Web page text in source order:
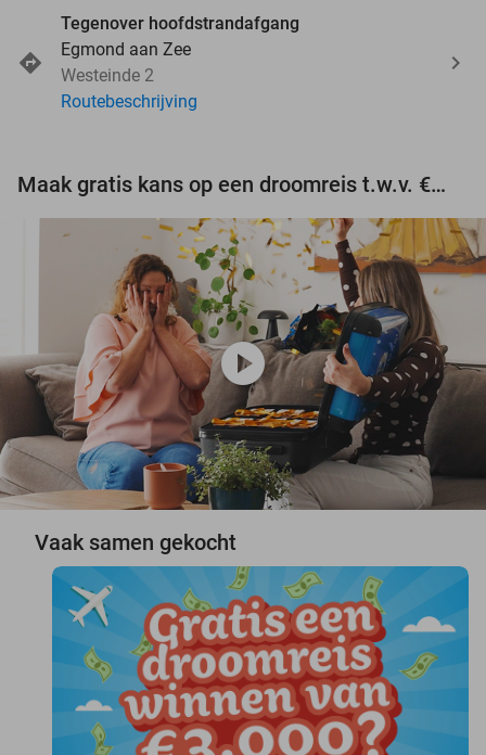
Tegenover hoofdstrandafgang
Egmond aan Zee
Westeinde 2
Routebeschrijving
Maak gratis kans op een droomreis t.w.v. €3.000!
play_circle
Vaak samen gekocht